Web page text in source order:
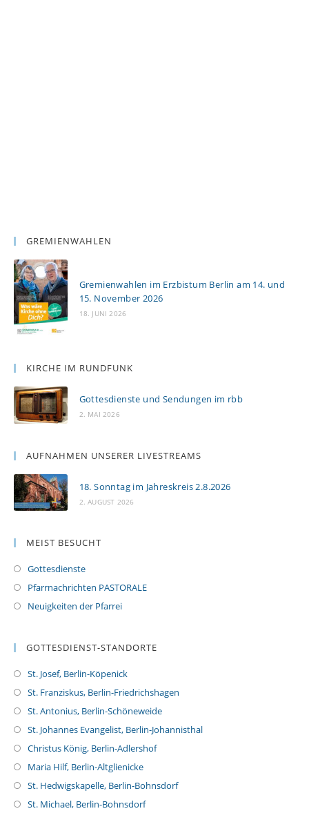
GREMIENWAHLEN
Gremienwahlen im Erzbistum Berlin am 14. und
15. November 2026
18. JUNI 2026
KIRCHE IM RUNDFUNK
Gottesdienste und Sendungen im rbb
2. MAI 2026
AUFNAHMEN UNSERER LIVESTREAMS
18. Sonntag im Jahreskreis 2.8.2026
2. AUGUST 2026
MEIST BESUCHT
Gottesdienste
Pfarrnachrichten PASTORALE
Neuigkeiten der Pfarrei
GOTTESDIENST-STANDORTE
St. Josef, Berlin-Köpenick
St. Franziskus, Berlin-Friedrichshagen
St. Antonius, Berlin-Schöneweide
St. Johannes Evangelist, Berlin-Johannisthal
Christus König, Berlin-Adlershof
Maria Hilf, Berlin-Altglienicke
St. Hedwigskapelle, Berlin-Bohnsdorf
St. Michael, Berlin-Bohnsdorf